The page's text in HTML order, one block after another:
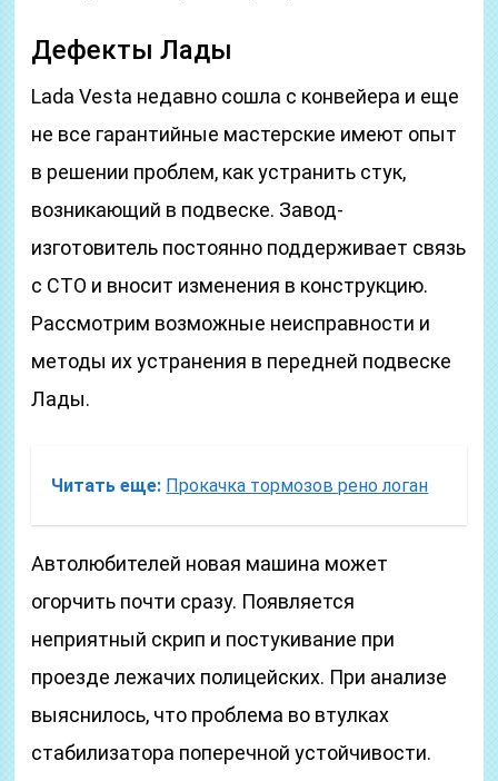
Дефекты Лады
Lada Vesta недавно сошла с конвейера и еще
не все гарантийные мастерские имеют опыт
в решении проблем, как устранить стук,
возникающий в подвеске. Завод-
изготовитель постоянно поддерживает связь
с СТО и вносит изменения в конструкцию.
Рассмотрим возможные неисправности и
методы их устранения в передней подвеске
Лады.
Читать еще: Прокачка тормозов рено логан
Автолюбителей новая машина может
огорчить почти сразу. Появляется
неприятный скрип и постукивание при
проезде лежачих полицейских. При анализе
выяснилось, что проблема во втулках
стабилизатора поперечной устойчивости.